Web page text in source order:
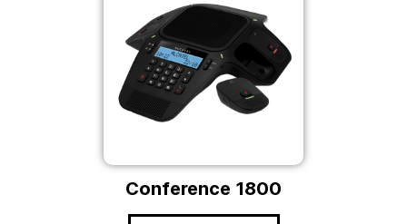
Conference 1800